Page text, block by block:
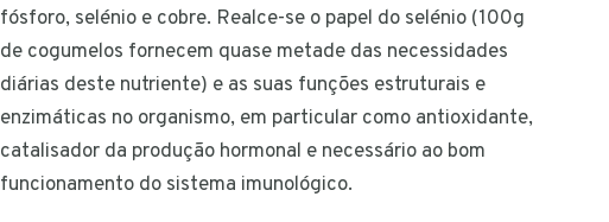
fósforo, selénio e cobre. Realce-se o papel do selénio (100g
de cogumelos fornecem quase metade das necessidades
diárias deste nutriente) e as suas funções estruturais e
enzimáticas no organismo, em particular como antioxidante,
catalisador da produção hormonal e necessário ao bom
funcionamento do sistema imunológico.